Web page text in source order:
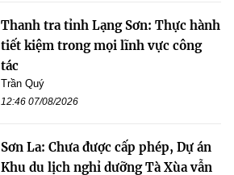
Thanh tra tỉnh Lạng Sơn: Thực hành
tiết kiệm trong mọi lĩnh vực công
tác
Trần Quý
12:46 07/08/2026
Sơn La: Chưa được cấp phép, Dự án
Khu du lịch nghỉ dưỡng Tà Xùa vẫn